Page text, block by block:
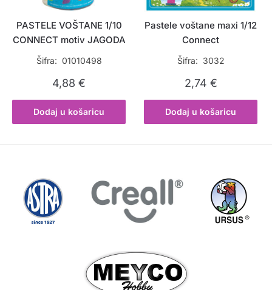
PASTELE VOŠTANE 1/10
CONNECT motiv JAGODA
Šifra: 01010498
4,88€
Dodaj u košaricu
Pastele voštane maxi 1/12
Connect
Šifra: 3032
2,74 €
Dodaj u košaricu